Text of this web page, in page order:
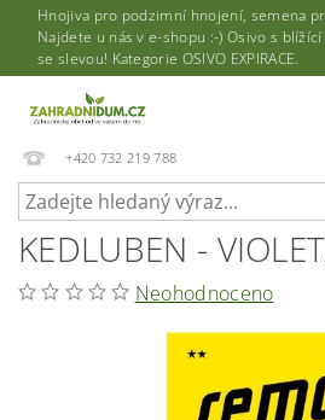
Hnojiva pro podzimní hnojení, semena
Najdete u nás v e-shopu :-) Osivo s
se slevou! Kategorie OSIVO EXPIRACE.
+420 732 219 788
KEDLUBEN -
Neohodnoceno